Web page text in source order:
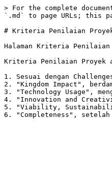
> For the complete
`.md` to page URLs; this
# Kriteria Penilaian
Halaman Kriteria
Kriteria Penilaian Proyek
1. Sesuai dengan
2. "Kingdom Impact",
3. "Technology Usage",
4. "Innovation and
5. "Viability,